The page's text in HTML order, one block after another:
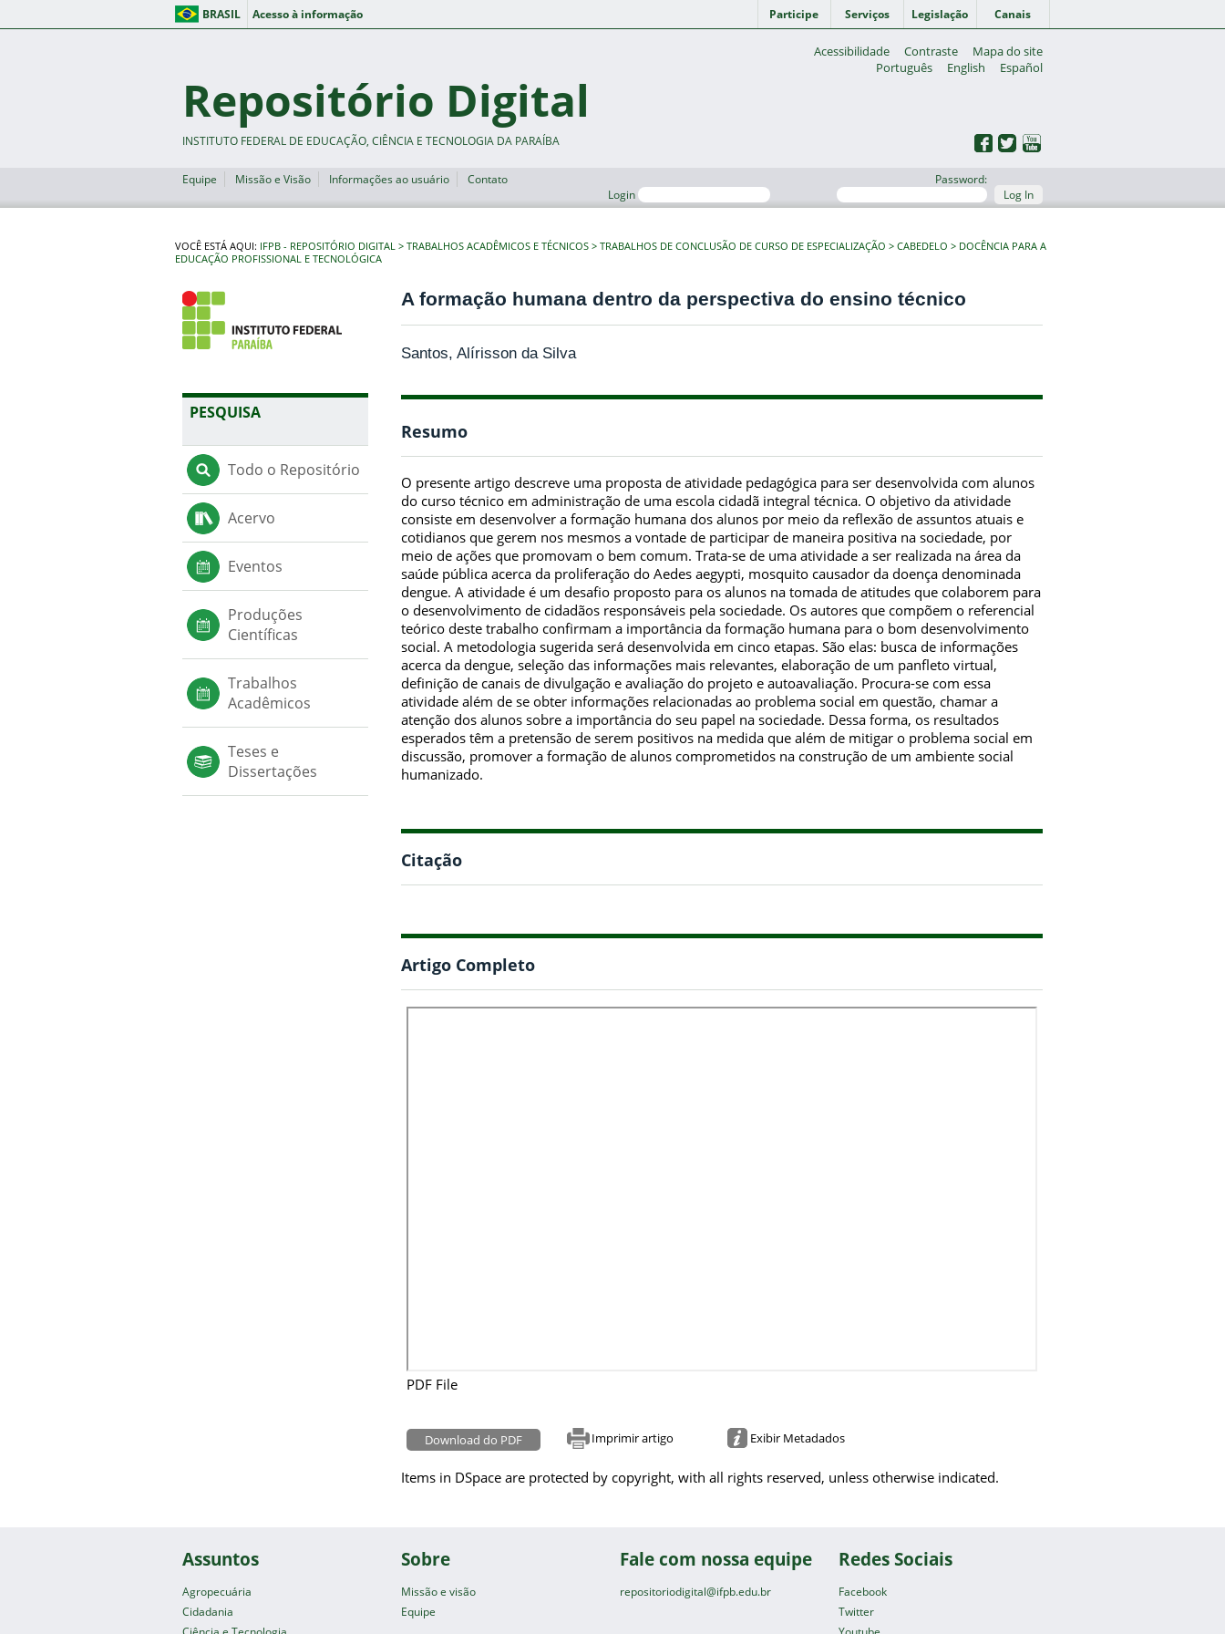
BRASIL Acesso à informação Participe Serviços Legislação Canais
Acessibilidade Contraste
Mapa do site
Português
English Español
Repositório Digital
INSTITUTO FEDERAL DE EDUCAÇÃO, CIÊNCIA E TECNOLOGIA DA PARAÍBA
Equipe Missão e Visão Informações ao usuário
Contato
Login
Password:
Log In
VOCÊ ESTÁ AQUI: IFPB - REPOSITÓRIO DIGITAL TRABALHOS ACADÊMICOS E TÉCNICOS TRABALHOS DE CONCLUSÃO DE CURSO DE ESPECIALIZAÇÃO CABEDELO
DOCÊNCIA PARA A
EDUCAÇÃO PROFISSIONAL E TECNOLÓGICA
PESQUISA
Todo o Repositório
Acervo
Eventos
Produções
Científicas
Trabalhos
Acadêmicos
Teses e
Dissertações
A formação humana dentro da perspectiva do ensino técnico
Santos, Alírisson da Silva
Resumo
O presente artigo descreve uma proposta de atividade pedagógica para ser desenvolvida com alunos
do curso técnico em administração de uma escola cidadã integral técnica. O objetivo da atividade
consiste em desenvolver a formação humana dos alunos por meio da reflexão de assuntos atuais e
cotidianos que gerem nos mesmos a vontade de participar de maneira positiva na sociedade, por
meio de ações que promovam o bem comum. Trata-se de uma atividade a ser realizada na área da
saúde pública acerca da proliferação do Aedes aegypti, mosquito causador da doença denominada
dengue. A atividade é um desafio proposto para os alunos na tomada de atitudes que colaborem para
o desenvolvimento de cidadãos responsáveis pela sociedade. Os autores que compõem o referencial
teórico deste trabalho confirmam a importância da formação humana para o bom desenvolvimento
social. A metodologia sugerida será desenvolvida em cinco etapas. São elas: busca de informações
acerca da dengue, seleção das informações mais relevantes, elaboração de um panfleto virtual,
definição de canais de divulgação e avaliação do projeto e autoavaliação. Procura-se com essa
atividade além de se obter informações relacionadas ao problema social em questão, chamar a
atenção dos alunos sobre a importância do seu papel na sociedade. Dessa forma, os resultados
esperados têm a pretensão de serem positivos na medida que além de mitigar o problema social em
discussão, promover a formação de alunos comprometidos na construção de um ambiente social
humanizado.
Citação
Artigo Completo
PDF File
Download do PDF Imprimir artigo Exibir Metadados
Items in DSpace are protected by copyright, with all rights reserved, unless otherwise indicated.
Assuntos
Agropecuária
Cidadania
Sobre
Missão e visão
Equipe
Fale com nossa equipe
repositoriodigital@ifpb.edu.br
Redes Sociais
Facebook
Twitter